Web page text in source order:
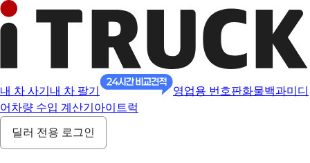
내 차 사기 내 차 팔기 영업용 번호판화물백과미디
어 차량 수입 계산기 아이트럭
딜러 전용 로그인